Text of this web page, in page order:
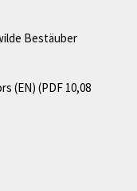
Bestäuber
(EN) (PDF 10,08